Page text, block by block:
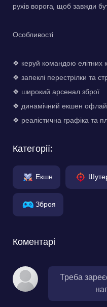
рухів ворога, щоб завжди
Особливості
❖ керуй командою елітних
❖ запеклі перестрілки та
❖ широкий арсенал зброї
❖ динамічний екшен
❖ реалістична графіка та
Категорії:
Екшн
Зброя
Коментарі
Треба